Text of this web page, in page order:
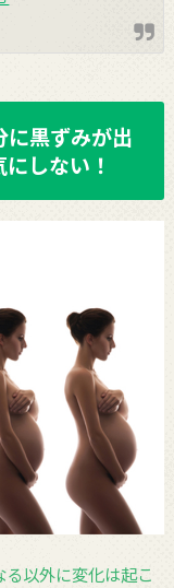
黒ずみが出
しない！
以外に変化は起こ